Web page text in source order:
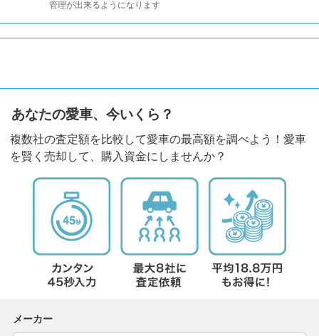
管理が出来るようになります
あなたの愛車、今いくら？
複数社の査定額を比較して愛車の最高額を調べよう！愛車
を賢く売却して、購入資金にしませんか？
メーカー